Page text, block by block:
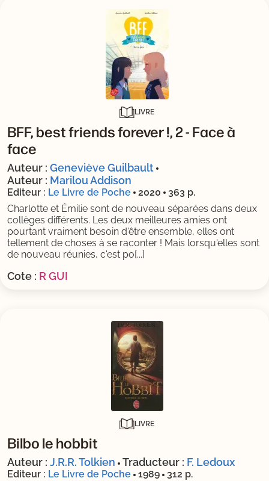
LIVRE
BFF, best friends forever !, 2 -Face à
face
Auteur : Geneviève Guilbault
Auteur : Marilou Addison
Editeur : Le Livre de Poche 2020
363 p.
Charlotte et Émilie sont de nouveau séparées dans deux
collèges différents. Les deux meilleures amies ont
pourtant vraiment besoin d'être ensemble, elles ont
tellement de choses à se raconter ! Mais lorsqu'elles sont
de nouveau réunies, c'est po[...]
Cote : R GUI
LIVRE
Bilbo le hobbit
Auteur : J.R.R. Tolkien Traducteur : F. Ledoux
Editeur : Le Livre de Poche 1989
312 p.